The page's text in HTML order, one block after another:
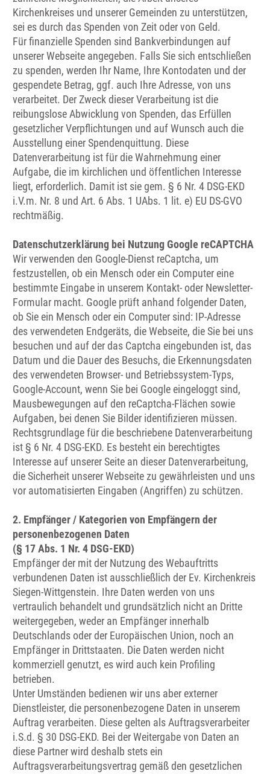
Kirchenkreises und unserer Gemeinden zu unterstützen,
sei es durch das Spenden von Zeit oder von Geld.
Für finanzielle Spenden sind Bankverbindungen auf
unserer Webseite angegeben. Falls Sie sich entschließen
zu spenden, werden Ihr Name, Ihre Kontodaten und der
gespendete Betrag, ggf. auch Ihre Adresse, von uns
verarbeitet. Der Zweck dieser Verarbeitung ist die
reibungslose Abwicklung von Spenden, das Erfüllen
gesetzlicher Verpflichtungen und auf Wunsch auch die
Ausstellung einer Spendenquittung. Diese
Datenverarbeitung ist für die Wahrnehmung einer
Aufgabe, die im kirchlichen und öffentlichen Interesse
liegt, erforderlich. Damit ist sie gem. § 6 Nr. 4 DSG-EKD
i.V.m. Nr. 8 und Art. 6 Abs. 1 UAbs. 1 lit. e) EU DS-GVO
rechtmäßig.
Datenschutzerklärung bei Nutzung Google reCAPTCHA
Wir verwenden den Google-Dienst reCaptcha, um
festzustellen, ob ein Mensch oder ein Computer eine
bestimmte Eingabe in unserem Kontakt- oder Newsletter-
Formular macht. Google prüft anhand folgender Daten,
ob Sie ein Mensch oder ein Computer sind: IP-Adresse
des verwendeten Endgeräts, die Webseite, die Sie bei uns
besuchen und auf der das Captcha eingebunden ist, das
Datum und die Dauer des Besuchs, die Erkennungsdaten
des verwendeten Browser- und Betriebssystem-Typs,
Google-Account, wenn Sie bei Google eingeloggt sind,
Mausbewegungen auf den reCaptcha-Flächen sowie
Aufgaben, bei denen Sie Bilder identifizieren müssen.
Rechtsgrundlage für die beschriebene Datenverarbeitung
ist § 6 Nr. 4 DSG-EKD. Es besteht ein berechtigtes
Interesse auf unserer Seite an dieser Datenverarbeitung,
die Sicherheit unserer Webseite zu gewährleisten und uns
vor automatisierten Eingaben (Angriffen) zu schützen.
2. Empfänger / Kategorien von Empfängern der
personenbezogenen Daten
(§ 17 Abs. 1 Nr. 4 DSG-EKD)
Empfänger der mit der Nutzung des Webauftritts
verbundenen Daten ist ausschließlich der Ev. Kirchenkreis
Siegen-Wittgenstein. Ihre Daten werden von uns
vertraulich behandelt und grundsätzlich nicht an Dritte
weitergegeben, weder an Empfänger innerhalb
Deutschlands oder der Europäischen Union, noch an
Empfänger in Drittstaaten. Die Daten werden nicht
kommerziell genutzt, es wird auch kein Profiling
betrieben.
Unter Umständen bedienen wir uns aber externer
Dienstleister, die personenbezogene Daten in unserem
Auftrag verarbeiten. Diese gelten als Auftragsverarbeiter
i.S.d. § 30 DSG-EKD. Bei der Weitergabe von Daten an
diese Partner wird deshalb stets ein
Auftragsverarbeitungsvertrag gemäß den gesetzlichen